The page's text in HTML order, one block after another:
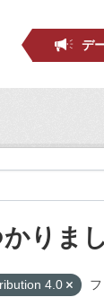
デ
りま
4.0